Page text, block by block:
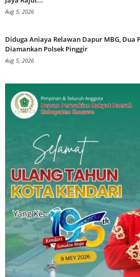
Aug 5, 2026
Diduga Aniaya Relawan Dapur MBG, Dua
Diamankan Polsek Pinggir
Aug 5, 2026